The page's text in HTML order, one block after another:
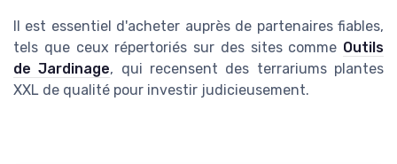
Il est essentiel d'acheter auprès de partenaires fiables,
tels que ceux répertoriés sur des sites comme Outils
de Jardinage, qui recensent des terrariums plantes
XXL de qualité pour investir judicieusement.